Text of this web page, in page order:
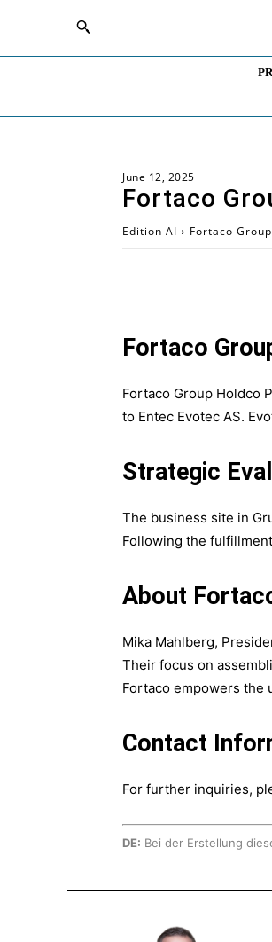
June 12, 2025
Fortaco
Edition AI Fortaco
Fortaco
Fortaco Group Holdco
to Entec Evotec AS.
Strategic
The business site in
Following the
About
Mika Mahlberg,
Their focus on
Fortaco empowers the
Contact
For further inquiries,
DE: Bei der Erstellung